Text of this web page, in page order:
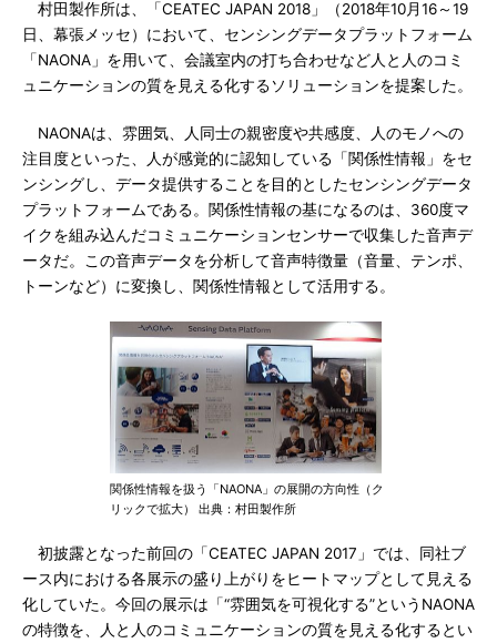
村田製作所は、「CEATEC JAPAN 2018」（2018年10月16～19
日、幕張メッセ）において、センシングデータプラットフォーム
「NAONA」を用いて、会議室内の打ち合わせなど人と人のコミ
ュニケーションの質を見える化するソリューションを提案した。
NAONAは、雰囲気、人同士の親密度や共感度、人のモノへの
注目度といった、人が感覚的に認知している「関係性情報」をセ
ンシングし、データ提供することを目的としたセンシングデータ
プラットフォームである。関係性情報の基になるのは、360度マ
イクを組み込んだコミュニケーションセンサーで収集した音声デ
ータだ。この音声データを分析して音声特徴量（音量、テンポ、
トーンなど）に変換し、関係性情報として活用する。
関係性情報を扱う「NAONA」の展開の方向性（ク
リックで拡大） 出典：村田製作所
初披露となった前回の「CEATEC JAPAN 2017」では、同社ブ
ース内における各展示の盛り上がりをヒートマップとして見える
化していた。今回の展示は「“雰囲気を可視化する”というNAONA
の特徴を、人と人のコミュニケーションの質を見える化するとい